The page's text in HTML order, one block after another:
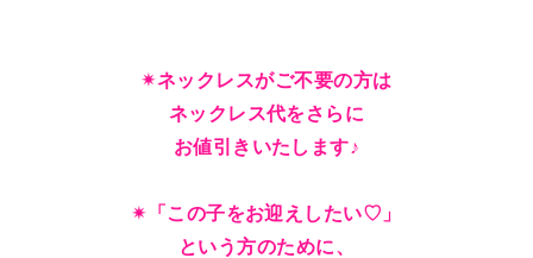
✴︎ネックレスがご不要の方は
ネックレス代をさらに
お値引きいたします♪
✴︎「この子をお迎えしたい♡」
という方のために、